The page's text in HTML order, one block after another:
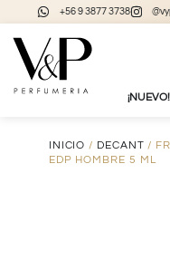
+56 9 3877 3738
¡NUEVO!
INICIO / DECANT /
EDP HOMBRE 5 ML